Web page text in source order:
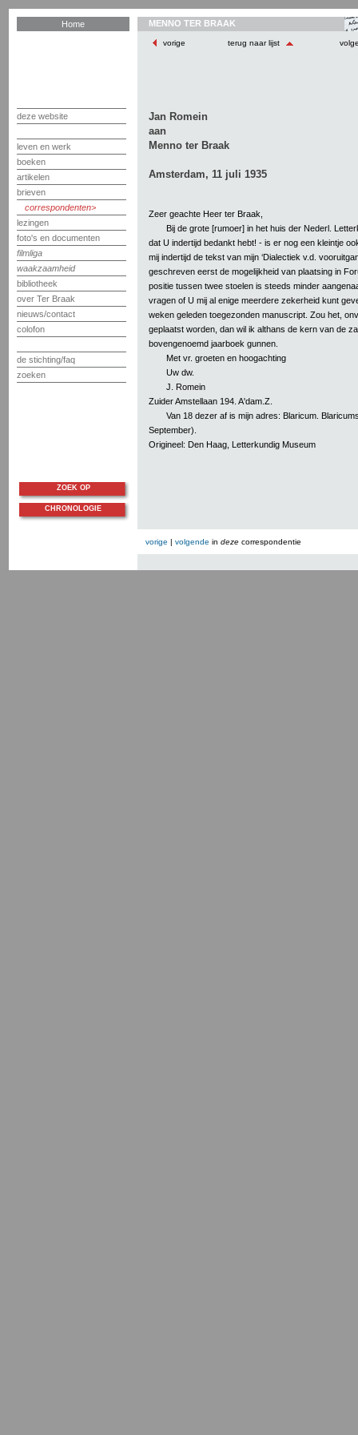
Home
deze website
leven en werk
boeken
artikelen
brieven
correspondenten
lezingen
foto's en documenten
filmliga
waakzaamheid
bibliotheek
over Ter Braak
nieuws/contact
colofon
de stichting/faq
zoeken
MENNO TER BRAAK
vorige terug naar lijst
Jan Romein
aan
Menno ter Braak
Amsterdam, 11 juli 1935
Zeer geachte Heer ter Braak,
Bij de grote [rumoer] in het huis der Nederl.
dat U indertijd bedankt hebt! - is er nog een kleintje
mij indertijd de tekst van mijn ‘Dialectiek v.d.
geschreven eerst de mogelijkheid van plaatsing in
positie tussen twee stoelen is steeds minder
vragen of U mij al enige meerdere zekerheid kunt
weken geleden toegezonden manuscript. Zou het,
geplaatst worden, dan wil ik althans de kern van de
bovengenoemd jaarboek gunnen.
Met vr. groeten en hoogachting
Uw dw.
J. Romein
Zuider Amstellaan 194. A'dam.Z.
Van 18 dezer af is mijn adres: Blaricum.
September).
Origineel: Den Haag, Letterkundig Museum
vorige | volgende in deze correspondentie
ZOEK OP
CHRONOLOGIE